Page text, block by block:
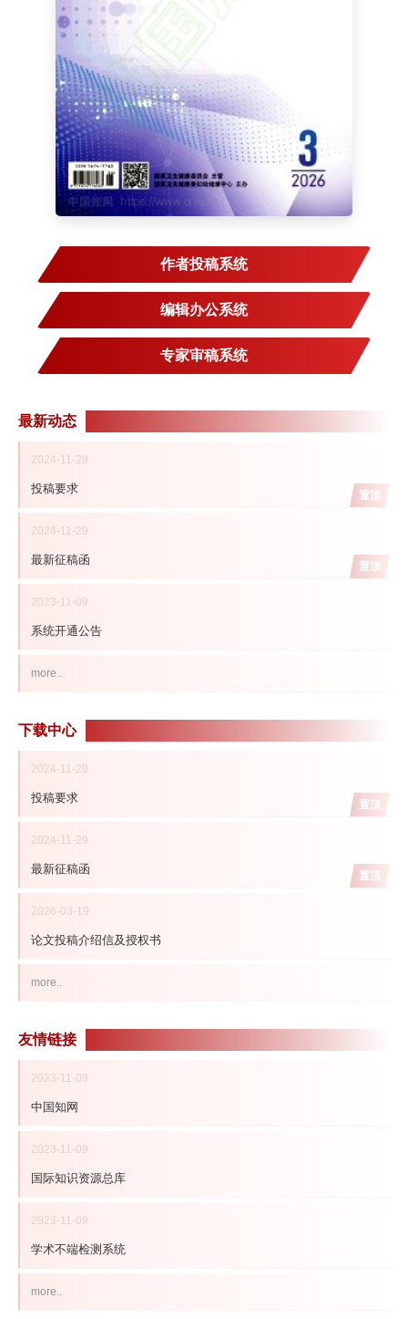
作者投稿系统
编辑办公系统
专家审稿系统
最新动态
2024-11-29
置顶
投稿要求
2024-11-29
置顶
最新征稿函
2023-11-09
系统开通公告
more..
下载中心
2024-11-29
置顶
投稿要求
2024-11-29
置顶
最新征稿函
2026-03-19
论文投稿介绍信及授权书
more..
友情链接
2023-11-09
中国知网
2023-11-09
国际知识资源总库
2023-11-09
学术不端检测系统
more..